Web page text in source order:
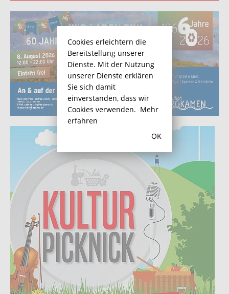
Cookies erleichtern die
Bereitstellung unserer
Dienste. Mit der Nutzung
unserer Dienste erklären
Sie sich damit
einverstanden, dass wir
Cookies verwenden. Mehr
erfahren
OK